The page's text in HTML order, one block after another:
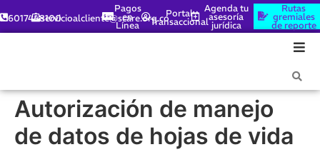
6017448100servicioalcliente@scare.org.co
Pagos
en
Línea
Portal
Transaccional
Agenda tu
asesoría
jurídica
Rutas
gremiales
de reporte
Autorización de manejo
de datos de hojas de vida